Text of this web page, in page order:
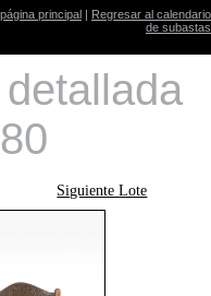
principal | Regresar al calendario
de subastas
Siguiente Lote